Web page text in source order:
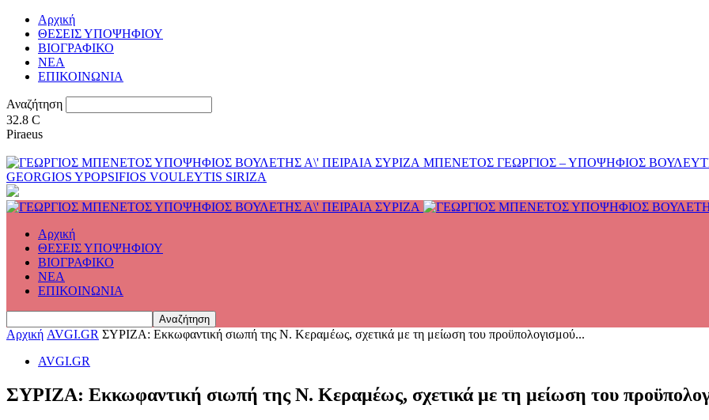
Αρχική
ΘΕΣΕΙΣ ΥΠΟΨΗΦΙΟΥ
ΒΙΟΓΡΑΦΙΚΟ
ΝΕΑ
ΕΠΙΚΟΙΝΩΝΙΑ
Αναζήτηση
32.8 C
Piraeus
ΜΠΕΝΕΤΟΣ ΓΕΩΡΓΙΟΣ – ΥΠΟΨΗΦΙΟΣ
GEORGIOS YPOPSIFIOS VOULEYTIS SIRIZA
Αρχική
ΘΕΣΕΙΣ ΥΠΟΨΗΦΙΟΥ
ΒΙΟΓΡΑΦΙΚΟ
ΝΕΑ
ΕΠΙΚΟΙΝΩΝΙΑ
Αρχική AVGI.GR ΣΥΡΙΖΑ: Εκκωφαντική σιωπή της Ν. Κεραμέως, σχετικά με τη μείωση του προϋπολογισμού...
AVGI.GR
ΣΥΡΙΖΑ: Εκκωφαντική σιωπή της Ν. Κεραμέως, σχετικά με τη μείωση του